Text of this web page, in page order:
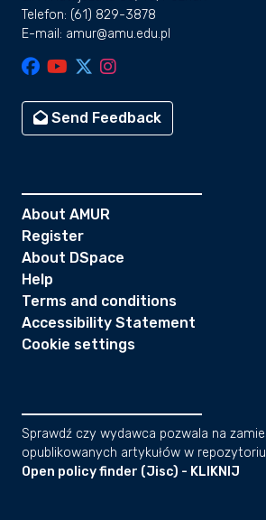
Telefon: (61) 829-3878
E-mail: amur@amu.edu.pl
Send Feedback
About AMUR
Register
About DSpace
Help
Terms and conditions
Accessibility Statement
Cookie settings
Sprawdź czy wydawca pozwala na
opublikowanych artykułów w
Open policy finder (Jisc) - KLIKNIJ